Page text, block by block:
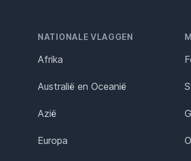
NATIONALE VLAGGEN
Afrika
Australië en Oceanië
Azië
Europa